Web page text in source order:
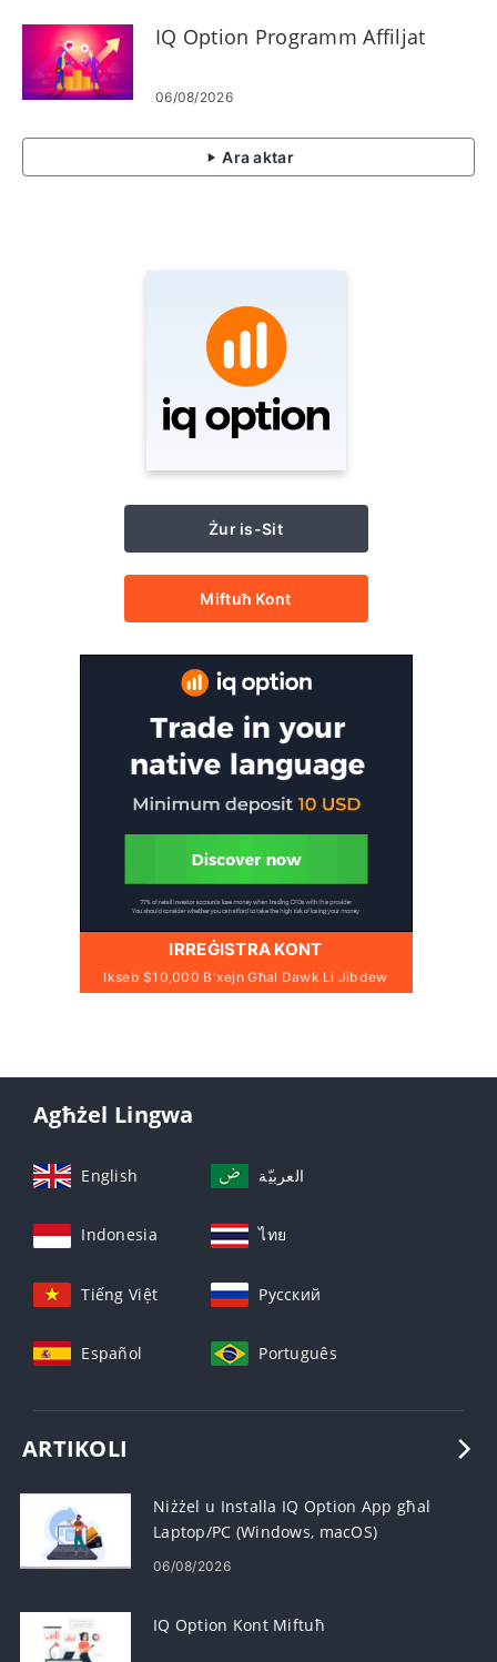
IQ Option Programm Affiljat
06/08/2026
Ara aktar
Żur is-Sit
Miftuħ Kont
IRREĠISTRA KONT
Ikseb $10,000 B'xejn Għal Dawk Li Jibdew
Agħżel Lingwa
English العربيّة
Indonesia ไทย
Tiếng Việt Русский
Español Português
ARTIKOLI
Niżżel u Installa IQ Option App għal
Laptop/PC (Windows, macOS)
06/08/2026
IQ Option Kont Miftuħ